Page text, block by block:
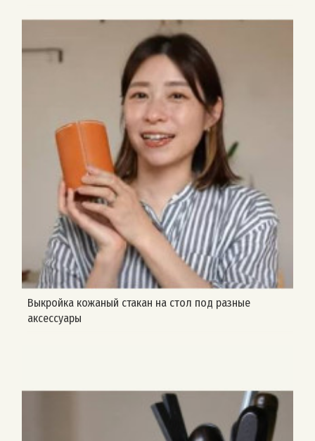
Выкройка кожаный стакан на стол под разные
аксессуары